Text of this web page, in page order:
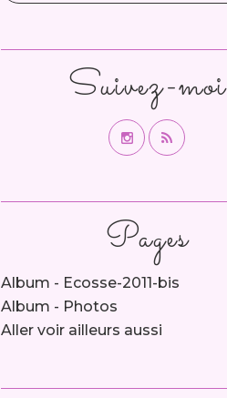
Pages
Album - Ecosse-2011-bis
Album - Photos
Aller voir ailleurs aussi
Suivez-moi